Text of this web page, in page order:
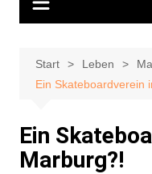
Start Leben
Ein Skateboardverein
Ein
Marburg?!